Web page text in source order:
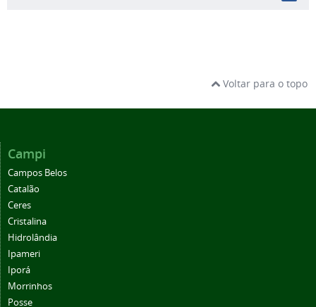
Voltar para o topo
Campi
Campos Belos
Catalão
Ceres
Cristalina
Hidrolândia
Ipameri
Iporá
Morrinhos
Posse